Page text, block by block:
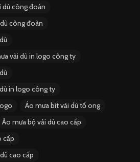
dù công đoàn
công đoàn
vải dù in logo công ty
in logo công ty
Áo mưa bít vải dù tổ ong
Áo mưa bộ vải dù cao cấp
cấp
cao cấp